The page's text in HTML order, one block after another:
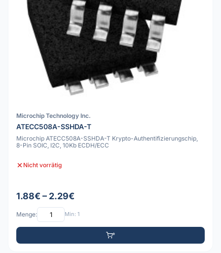
Microchip Technology Inc.
ATECC508A-SSHDA-T
Microchip ATECC508A-SSHDA-T Krypto-Authentifizierungschip,
8-Pin SOIC, I2C, 10Kb ECDH/ECC
Nicht vorrätig
1.88€ – 2.29€
Menge: Min: 1